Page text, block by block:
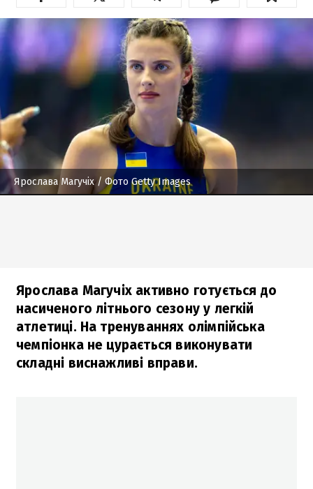
Ярослава Магучіх/ Фото Getty Images
Ярослава Магучіх активно готується до
насиченого літнього сезону у легкій
атлетиці. На тренуваннях олімпійська
чемпіонка не цурається виконувати
складні виснажливі вправи.